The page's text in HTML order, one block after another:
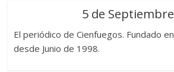
5 de Septiembre
El periódico de Cienfuegos. Fundado
desde Junio de 1998.